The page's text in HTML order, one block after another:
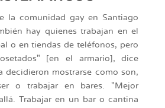
la comunidad gay en Santiago
hay quienes trabajan en el
o en tiendas de teléfonos, pero
[en el armario], dice
decidieron mostrarse como son,
o trabajar en bares. "Mejor
Trabajar en un bar o cantina